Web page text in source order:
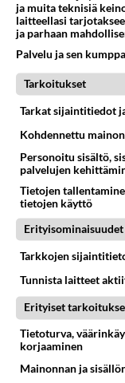
13.10.2021 10:53
Kalle vs. Patrik
Kalle on
maajussi.
27.09.2021 19:03
MAAJUSSILLE MORSIAN
Maajussi-Patrik
"yllätyksestä":
Maajussille
makuuhuoneesta
maajussista ja
Suomi24_Viihde
06.10.2021 07:16
ja muita teknisiä
laitteellasi
ja parhaan
Palvelu ja sen
Tarkoitukset
Tarkat sijaintitiedot
Kohdennettu
Personoitu sisältö,
palvelujen
Tietojen
tietojen käyttö
Erityisominaisuudet
Tarkkojen
Tunnista laitteet
Erityiset
Tietoturva,
korjaaminen
Mainonnan ja